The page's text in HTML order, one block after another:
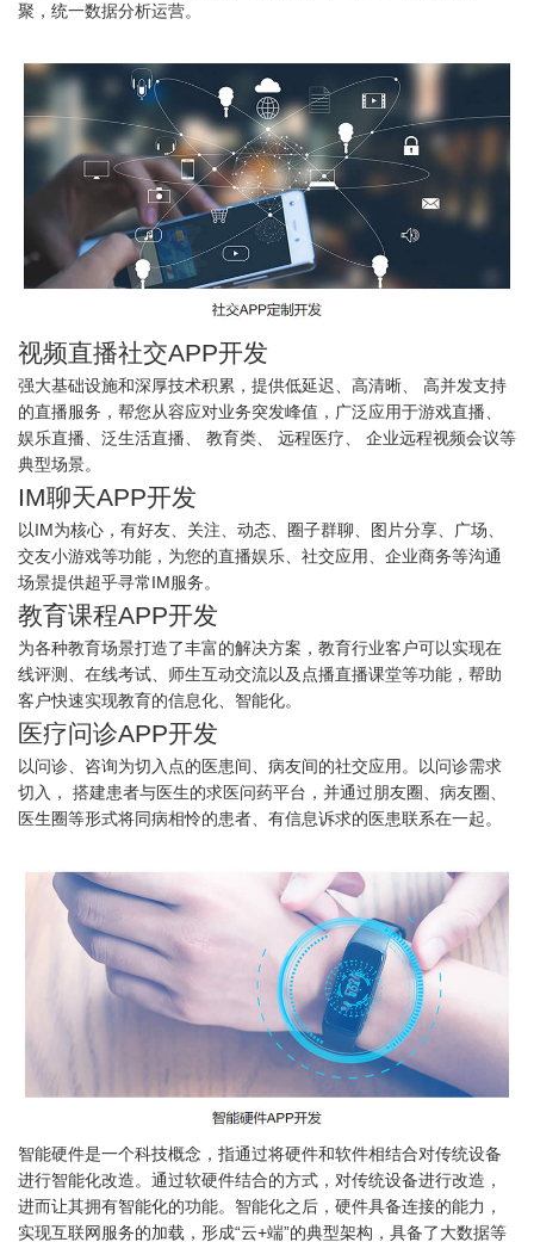
聚，统一数据分析运营。
视频直播社交APP开发
强大基础设施和深厚技术积累，提供低延迟、高清晰、 高并发支持
的直播服务，帮您从容应对业务突发峰值，广泛应用于游戏直播、
娱乐直播、泛生活直播、 教育类、 远程医疗、 企业远程视频会议等
典型场景。
IM聊天APP开发
以IM为核心，有好友、关注、动态、圈子群聊、图片分享、广场、
交友小游戏等功能，为您的直播娱乐、社交应用、企业商务等沟通
场景提供超乎寻常IM服务。
教育课程APP开发
为各种教育场景打造了丰富的解决方案，教育行业客户可以实现在
线评测、在线考试、师生互动交流以及点播直播课堂等功能，帮助
客户快速实现教育的信息化、智能化。
医疗问诊APP开发
以问诊、咨询为切入点的医患间、病友间的社交应用。以问诊需求
切入， 搭建患者与医生的求医问药平台，并通过朋友圈、病友圈、
医生圈等形式将同病相怜的患者、有信息诉求的医患联系在一起。
智能硬件是一个科技概念，指通过将硬件和软件相结合对传统设备
进行智能化改造。通过软硬件结合的方式，对传统设备进行改造，
进而让其拥有智能化的功能。智能化之后，硬件具备连接的能力，
实现互联网服务的加载，形成“云+端”的典型架构，具备了大数据等